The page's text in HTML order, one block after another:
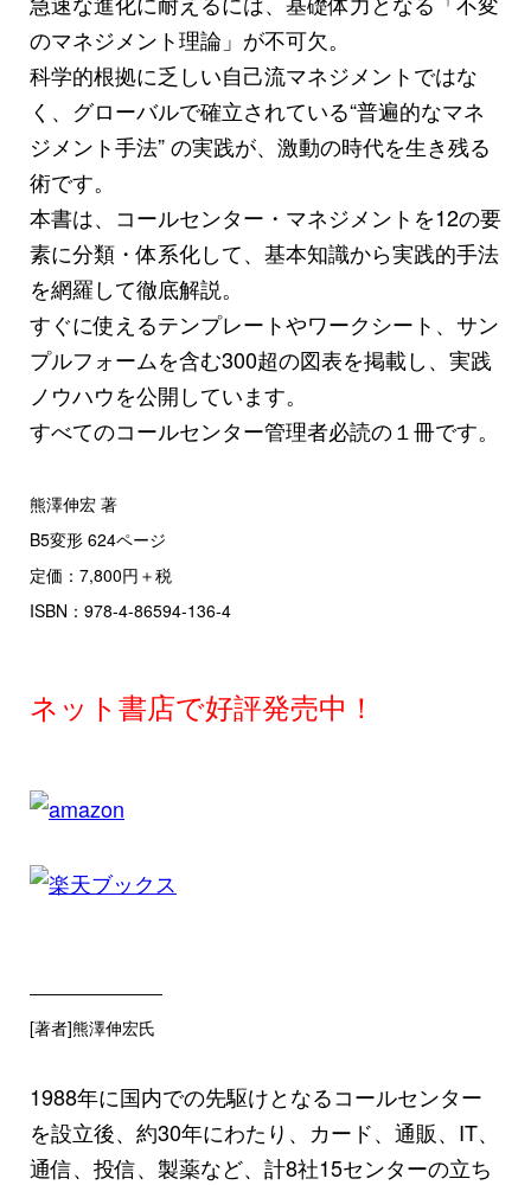
のマネジメント理論」が不可欠。
科学的根拠に乏しい自己流マネジメントではな
く、グローバルで確立されている“普遍的なマネ
ジメント手法” の実践が、激動の時代を生き残る
術です。
本書は、コールセンター・マネジメントを12の要
素に分類・体系化して、基本知識から実践的手法
を網羅して徹底解説。
すぐに使えるテンプレートやワークシート、サン
プルフォームを含む300超の図表を掲載し、実践
ノウハウを公開しています。
すべてのコールセンター管理者必読の１冊です。
熊澤伸宏 著
B5変形 624ページ
定価：7,800円＋税
ISBN：978-4-86594‐136‐4
ネット書店で好評発売中！
――――――――
[著者]熊澤伸宏氏
1988年に国内での先駆けとなるコールセンター
を設立後、約30年にわたり、カード、通販、IT、
通信、投信、製薬など、計8社15センターの立ち